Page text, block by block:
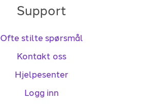
Support
Ofte stilte spørsmål
Kontakt oss
Hjelpesenter
Logg inn